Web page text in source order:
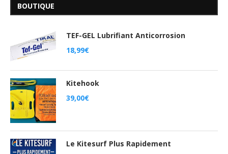
BOUTIQUE
TEF-GEL Lubrifiant Anticorrosion
18,99€
Kitehook
39,00€
Le Kitesurf Plus Rapidement